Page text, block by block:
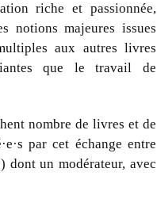
riche et passionnée,
notions majeures issues
aux autres livres
que le travail de
nombre de livres et de
par cet échange entre
dont un modérateur, avec